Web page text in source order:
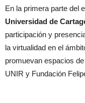
En la primera parte del
Universidad de
participación y
la virtualidad en el
promuevan espacios
UNIR y Fundación